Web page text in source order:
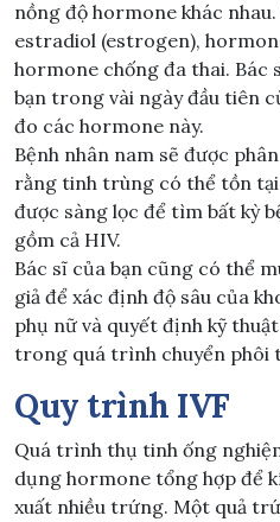
nồng độ hormone khác
estradiol (estrogen),
hormone chống đa thai. Bác
bạn trong vài ngày đầu tiên
đo các hormone này.
Bệnh nhân nam sẽ được
rằng tinh trùng có thể tồn tại
được sàng lọc để tìm bất kỳ
gồm cả HIV.
Bác sĩ của bạn cũng có thể
giả để xác định độ sâu của
phụ nữ và quyết định kỹ
trong quá trình chuyển phôi
Quy trình IVF
Quá trình thụ tinh ống
dụng hormone tổng hợp để
xuất nhiều trứng. Một quả